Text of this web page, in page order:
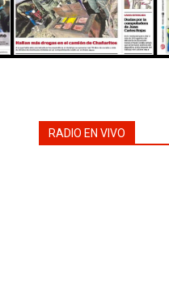
RADIO EN VIVO